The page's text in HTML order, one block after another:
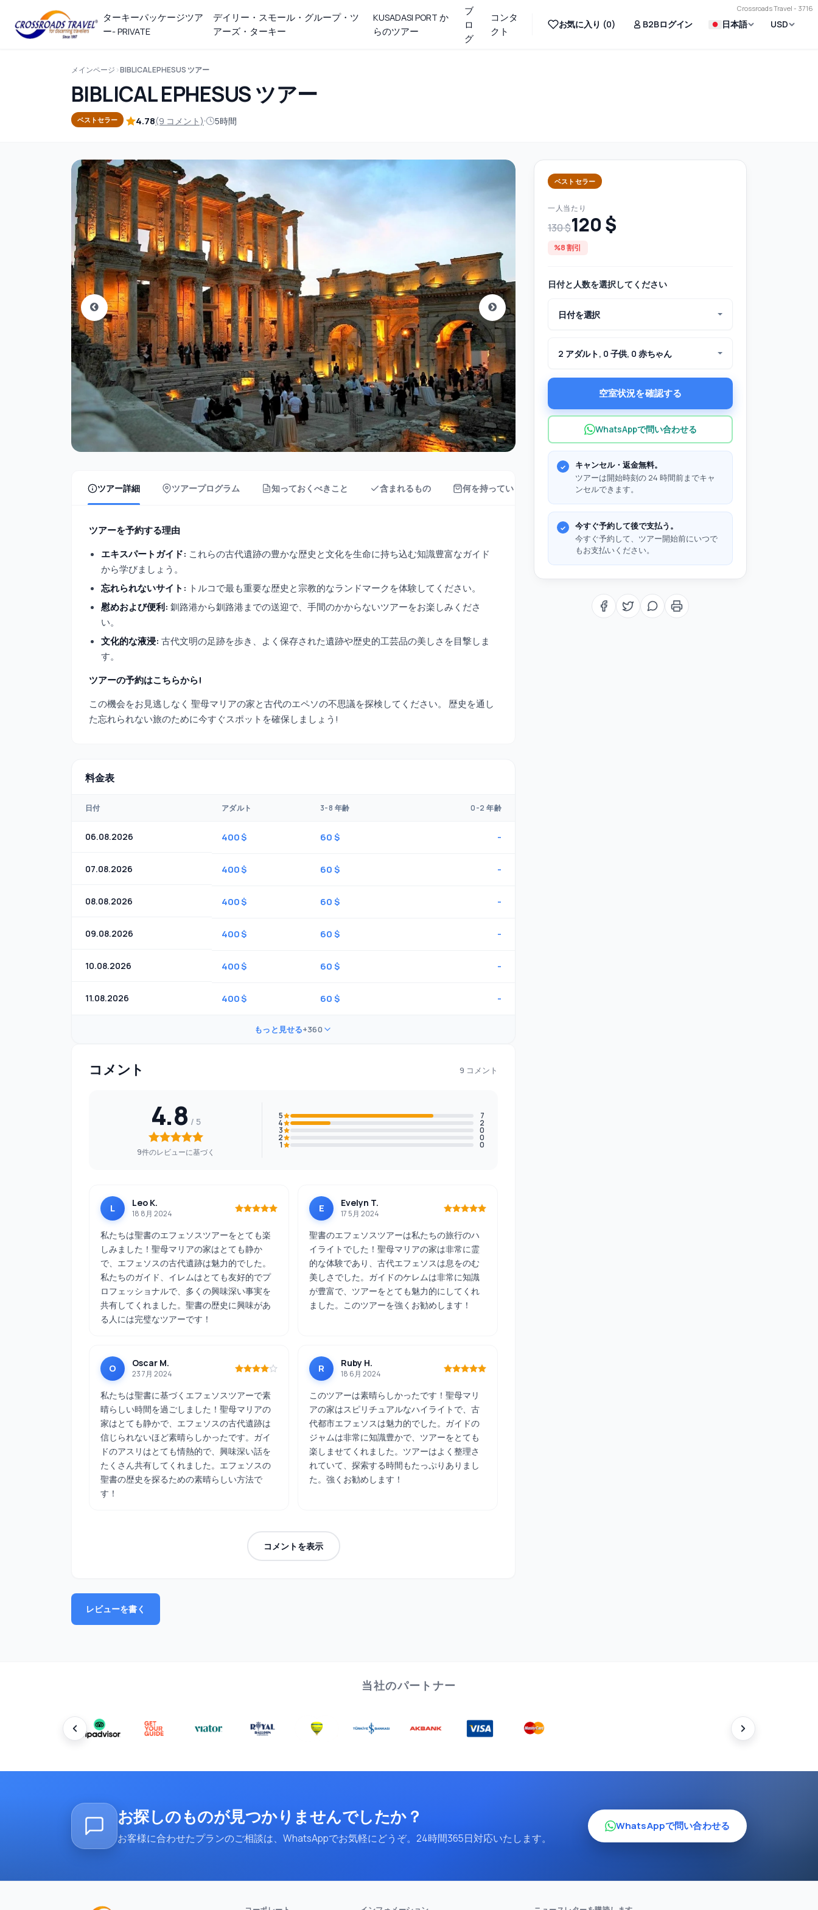
Crossroads Travel - 3716
ターキーパッケージツア
ー- PRIVATE
デイリー・スモール・グループ・ツ
アーズ・ターキー
KUSADASI PORT か
らのツアー
ブ
ロ
グ
コンタ
クト
お気に入り (0) B2Bログイン 日本語 USD
メインページ BIBLICAL EPHESUS ツアー
BIBLICAL EPHESUS ツアー
ベストセラー 4.78(9 コメント) 5時間
ツアー詳細 ツアープログラム 知っておくべきこと 含まれるもの 何を持っていく？
ツアーを予約する理由
エキスパートガイド: これらの古代遺跡の豊かな歴史と文化を生命に持ち込む知識豊富なガイド
から学びましょう。
忘れられないサイト: トルコで最も重要な歴史と宗教的なランドマークを体験してください。
慰めおよび便利: 釧路港から釧路港までの送迎で、手間のかからないツアーをお楽しみくださ
い。
文化的な液浸: 古代文明の足跡を歩き、よく保存された遺跡や歴史的工芸品の美しさを目撃しま
す。
ツアーの予約はこちらから!
この機会をお見逃しなく 聖母マリアの家と古代のエペソの不思議を探検してください。 歴史を通し
た忘れられない旅のために今すぐスポットを確保しましょう!
料金表
日付 アダルト 3-8 年齢 0-2 年齢
06.08.2026 400 $ 60 $ -
07.08.2026 400 $ 60 $ -
08.08.2026 400 $ 60 $ -
09.08.2026 400 $ 60 $ -
10.08.2026 400 $ 60 $ -
11.08.2026 400 $ 60 $ -
もっと見せる+360
コメント 9 コメント
4.8
9件のレビューに基づく
5 7
4 2
3 0
2 0
1 0
L Leo K.
18 8月 2024
私たちは聖書のエフェソスツアーをとても楽
しみました！聖母マリアの家はとても静か
で、エフェソスの古代遺跡は魅力的でした。
私たちのガイド、イレムはとても友好的でプ
ロフェッショナルで、多くの興味深い事実を
共有してくれました。聖書の歴史に興味があ
る人には完璧なツアーです！
E Evelyn T.
17 5月 2024
聖書のエフェソスツアーは私たちの旅行のハ
イライトでした！聖母マリアの家は非常に霊
的な体験であり、古代エフェソスは息をのむ
美しさでした。ガイドのケレムは非常に知識
が豊富で、ツアーをとても魅力的にしてくれ
ました。このツアーを強くお勧めします！
O Oscar M.
23 7月 2024
私たちは聖書に基づくエフェソスツアーで素
晴らしい時間を過ごしました！聖母マリアの
家はとても静かで、エフェソスの古代遺跡は
信じられないほど素晴らしかったです。ガイ
ドのアスリはとても情熱的で、興味深い話を
たくさん共有してくれました。エフェソスの
聖書の歴史を探るための素晴らしい方法で
す！
R Ruby H.
18 6月 2024
このツアーは素晴らしかったです！聖母マリ
アの家はスピリチュアルなハイライトで、古
代都市エフェソスは魅力的でした。ガイドの
ジャムは非常に知識豊かで、ツアーをとても
楽しませてくれました。ツアーはよく整理さ
れていて、探索する時間もたっぷりありまし
た。強くお勧めします！
コメントを表示
レビューを書く
ベストセラー
一人当たり
130 $120 $
%8 割引
日付と人数を選択してください
日付を選択
2 アダルト, 0 子供, 0 赤ちゃん
空室状況を確認する
WhatsAppで問い合わせる
キャンセル・返金無料。
ツアーは開始時刻の 24 時間前までキャ
ンセルできます。
今すぐ予約して後で支払う。
今すぐ予約して、ツアー開始前にいつで
もお支払いください。
当社のパートナー
お探しのものが見つかりませんでしたか？
お客様に合わせたプランのご相談は、WhatsAppでお気軽にどうぞ。24時間365日対応いたします。
WhatsAppで問い合わせる